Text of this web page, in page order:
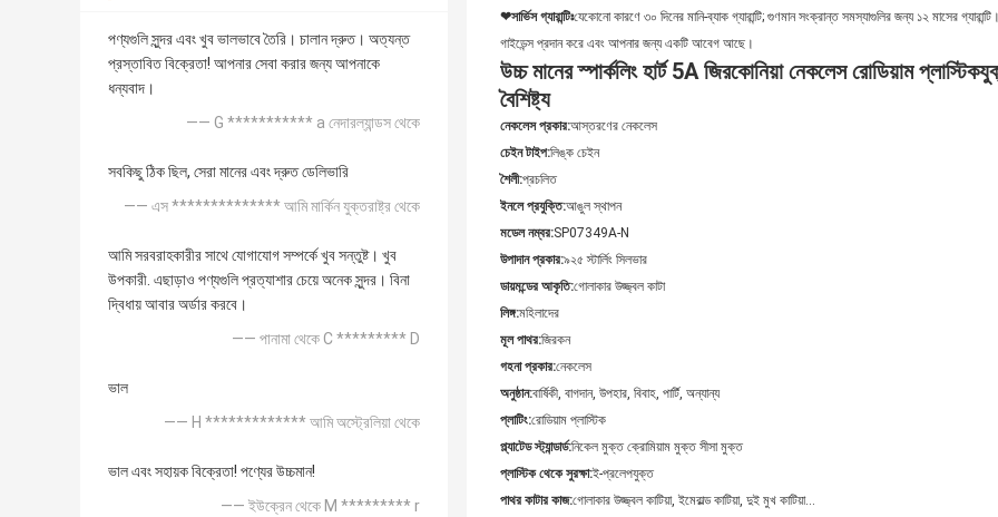
পণ্যগুলি সুন্দর এবং খুব ভালভাবে তৈরি। চালান দ্রুত। অত্যন্ত
প্রস্তাবিত বিক্রেতা! আপনার সেবা করার জন্য আপনাকে
ধন্যবাদ।
—— G *********** a নেদারল্যান্ডস থেকে
সবকিছু ঠিক ছিল, সেরা মানের এবং দ্রুত ডেলিভারি
—— এস ************** আমি মার্কিন যুক্তরাষ্ট্র থেকে
আমি সরবরাহকারীর সাথে যোগাযোগ সম্পর্কে খুব সন্তুষ্ট। খুব
উপকারী. এছাড়াও পণ্যগুলি প্রত্যাশার চেয়ে অনেক সুন্দর। বিনা
দ্বিধায় আবার অর্ডার করবে।
—— পানামা থেকে C ********* D
ভাল
—— H ************* আমি অস্ট্রেলিয়া থেকে
ভাল এবং সহায়ক বিক্রেতা! পণ্যের উচ্চমান!
—— ইউক্রেন থেকে M ********* r
❤সার্ভিস গ্যারান্টিঃযেকোনো কারণে ৩০ দিনের মানি-ব্যাক গ্যারান্টি; গুণমান সংক্রান্ত সমস্যাগুলির জন্য ১২ মাসের
গাইডেন্স প্রদান করে এবং আপনার জন্য একটি আবেগ আছে।
উচ্চ মানের স্পার্কলিং হার্ট 5A জিরকোনিয়া নেকলেস রোডিয়াম
বৈশিষ্ট্য
নেকলেস প্রকার:আস্তরণের নেকলেস
চেইন টাইপ:লিঙ্ক চেইন
শৈলী:প্রচলিত
ইনলে প্রযুক্তি:আঙুল স্থাপন
মডেল নম্বর:SP07349A-N
উপাদান প্রকার:৯২৫ স্টার্লিং সিলভার
ডায়মন্ডের আকৃতি:গোলাকার উজ্জ্বল কাটা
লিঙ্গ:মহিলাদের
মূল পাথর:জিরকন
গহনা প্রকার:নেকলেস
অনুষ্ঠান:বার্ষিকী, বাগদান, উপহার, বিবাহ, পার্টি, অন্যান্য
প্লাটিং:রোডিয়াম প্লাস্টিক
প্ল্যাটেড স্ট্যান্ডার্ড:নিকেল মুক্ত ক্রোমিয়াম মুক্ত সীসা মুক্ত
প্লাস্টিক থেকে সুরক্ষা:ই-প্রলেপযুক্ত
পাথর কাটার কাজ:গোলাকার উজ্জ্বল কাটিয়া, ইমেরাল্ড কাটিয়া, দুই মুখ কাটিয়া...